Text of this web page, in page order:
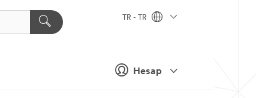
Hesap
TR - TR